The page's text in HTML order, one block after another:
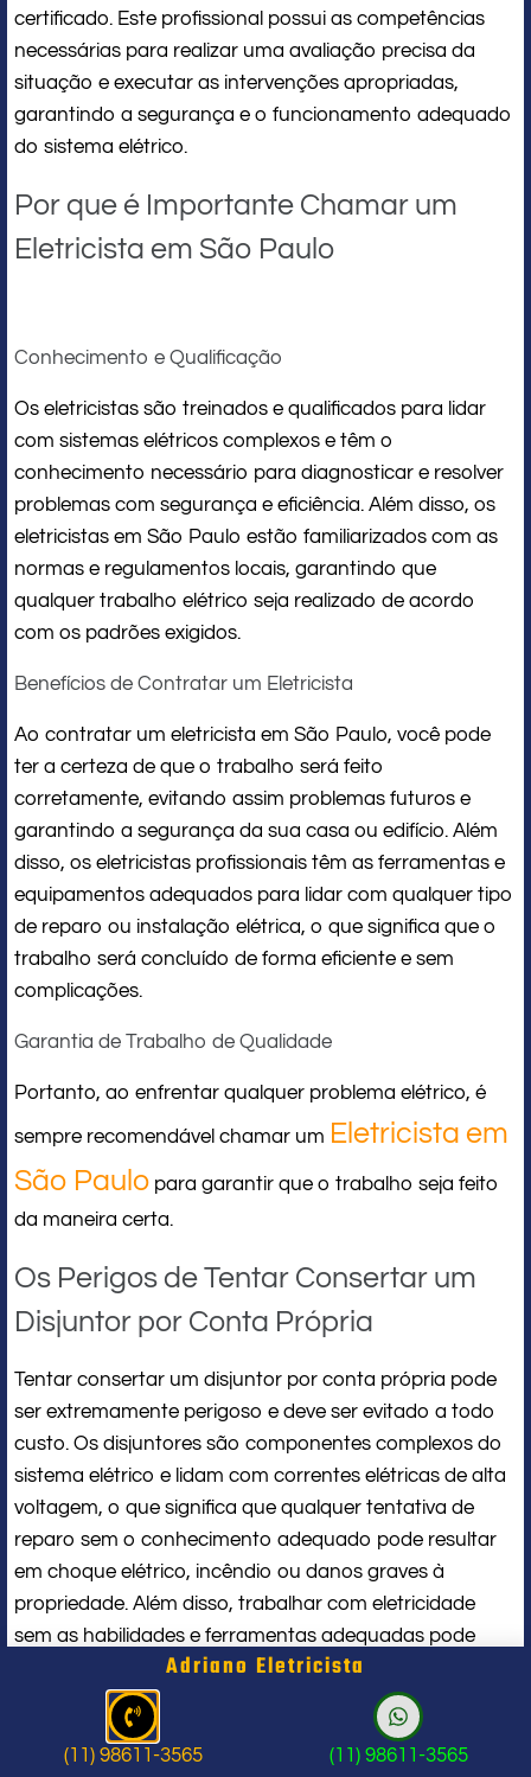
certificado. Este profissional possui as competências
necessárias para realizar uma avaliação precisa da
situação e executar as intervenções apropriadas,
garantindo a segurança e o funcionamento adequado
do sistema elétrico.
Por que é Importante Chamar um
Eletricista em São Paulo
Conhecimento e Qualificação
Os eletricistas são treinados e qualificados para lidar
com sistemas elétricos complexos e têm o
conhecimento necessário para diagnosticar e resolver
problemas com segurança e eficiência. Além disso, os
eletricistas em São Paulo estão familiarizados com as
normas e regulamentos locais, garantindo que
qualquer trabalho elétrico seja realizado de acordo
com os padrões exigidos.
Benefícios de Contratar um Eletricista
Ao contratar um eletricista em São Paulo, você pode
ter a certeza de que o trabalho será feito
corretamente, evitando assim problemas futuros e
garantindo a segurança da sua casa ou edifício. Além
disso, os eletricistas profissionais têm as ferramentas e
equipamentos adequados para lidar com qualquer tipo
de reparo ou instalação elétrica, o que significa que o
trabalho será concluído de forma eficiente e sem
complicações.
Garantia de Trabalho de Qualidade
Portanto, ao enfrentar qualquer problema elétrico, é
sempre recomendável chamar um Eletricista em
São Paulo para garantir que o trabalho seja feito
da maneira certa.
Os Perigos de Tentar Consertar um
Disjuntor por Conta Própria
Tentar consertar um disjuntor por conta própria pode
ser extremamente perigoso e deve ser evitado a todo
custo. Os disjuntores são componentes complexos do
sistema elétrico e lidam com correntes elétricas de alta
voltagem, o que significa que qualquer tentativa de
reparo sem o conhecimento adequado pode resultar
em choque elétrico, incêndio ou danos graves à
propriedade. Além disso, trabalhar com eletricidade
sem as habilidades e ferramentas adequadas pode
colocar em risco a sua própria segurança e a
segurança das pessoas ao seu redor.
Ao tentar consertar um disjuntor por conta própria,
Adriano Eletricista
(11) 98611-3565 (11) 98611-3565